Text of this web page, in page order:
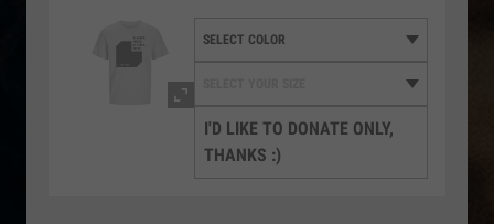
I'D LIKE TO DONATE ONLY,
THANKS :)